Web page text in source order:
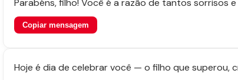
Parabéns, filho! Você é a razão de tantos sorrisos
Copiar mensagem
Hoje é dia de celebrar você — o filho que superou,